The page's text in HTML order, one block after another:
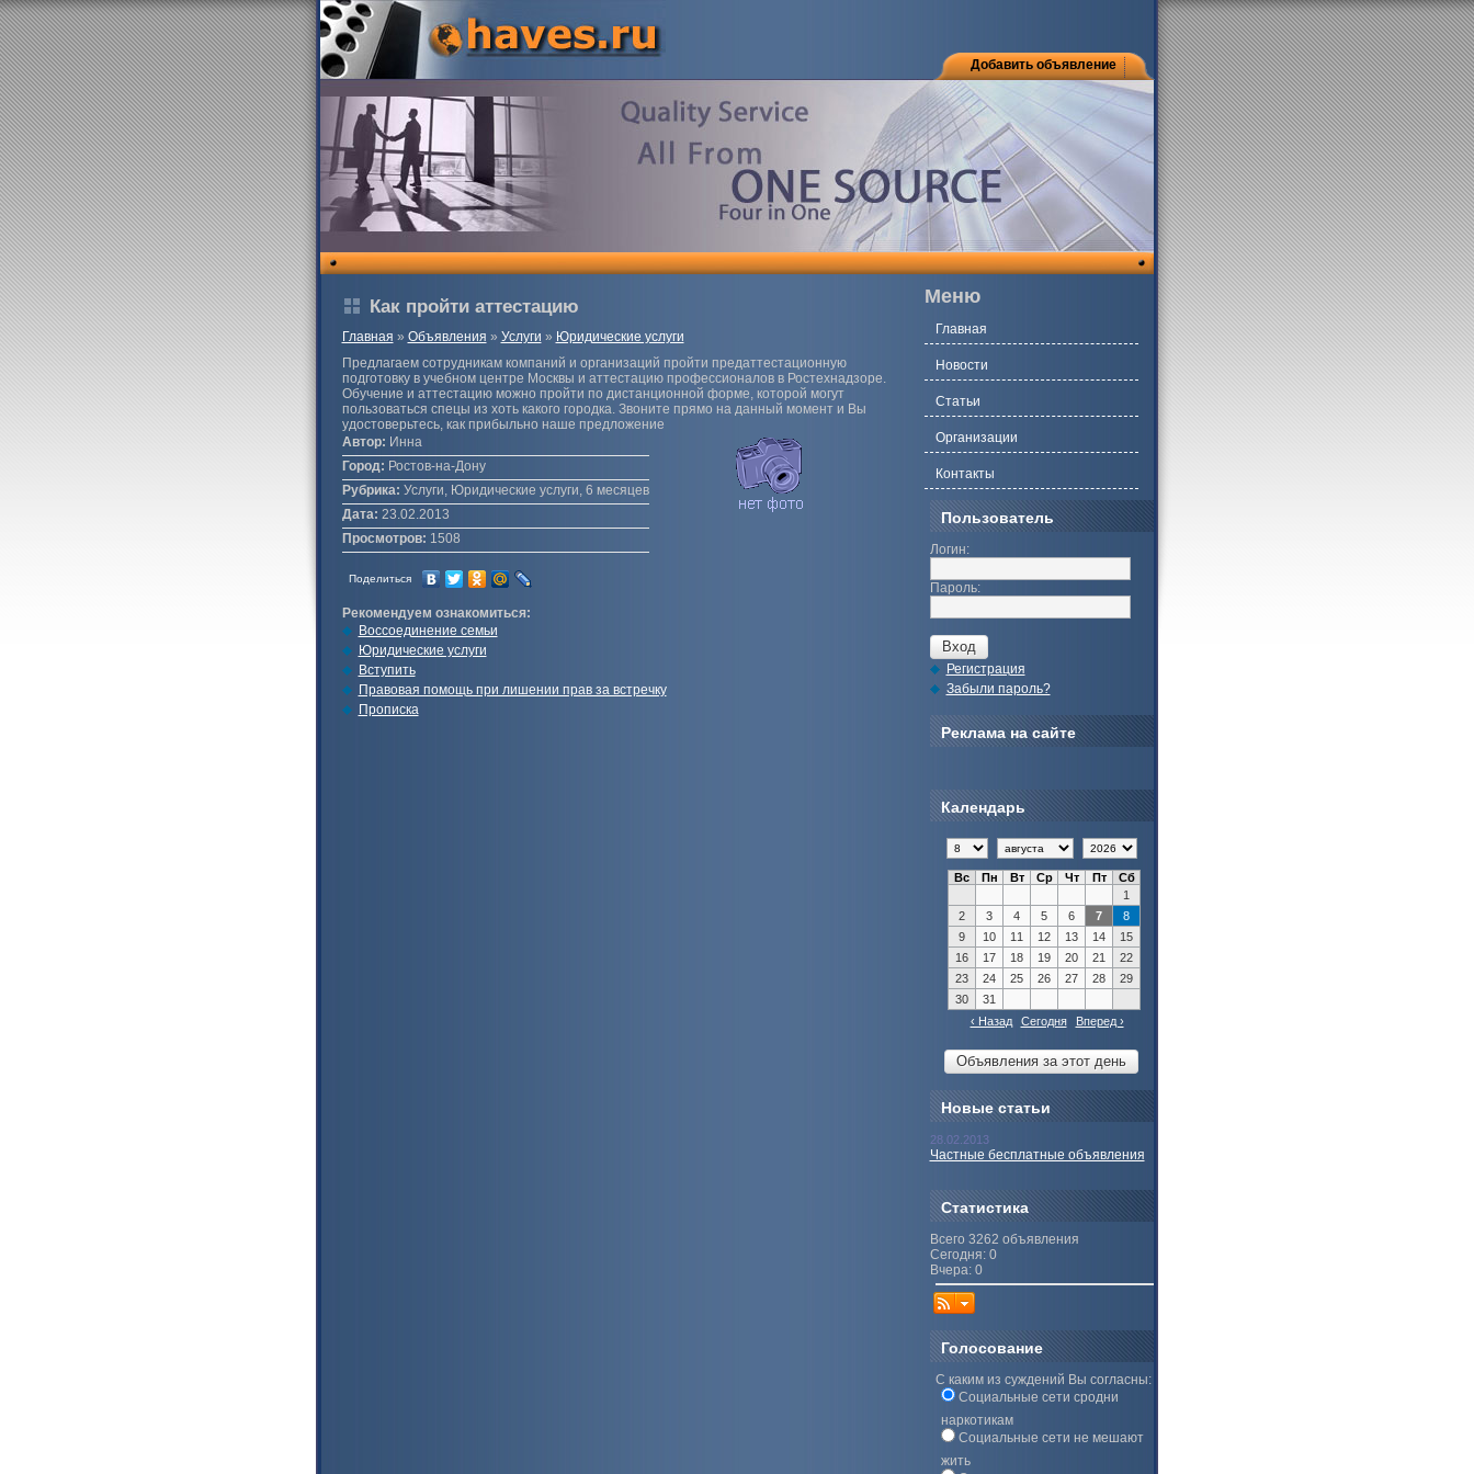
Добавить объявление
Как пройти аттестацию
Главная » Объявления » Услуги » Юридические услуги
Предлагаем сотрудникам компаний и организаций пройти предаттестационную
подготовку в учебном центре Москвы и аттестацию профессионалов в Ростехнадзоре.
Обучение и аттестацию можно пройти по дистанционной форме, которой могут
пользоваться спецы из хоть какого городка. Звоните прямо на данный момент и Вы
удостоверьтесь, как прибыльно наше предложение
Автор: Инна
Город: Ростов-на-Дону
Рубрика: Услуги, Юридические услуги, 6 месяцев
Дата: 23.02.2013
Просмотров: 1508
Поделиться
Рекомендуем ознакомиться:
Воссоединение семьи
Юридические услуги
Вступить
Правовая помощь при лишении прав за встречку
Прописка
Меню
Главная
Новости
Статьи
Организации
Контакты
Пользователь
Логин:
Пароль:
Регистрация
Забыли пароль?
Реклама на сайте
Календарь
Вс Пн Вт Ср Чт Пт
Сб
1
2
3 4 5 6 7
8
9
10 11 12 13 14
15
16
17 18 19 20 21
22
23
24 25 26 27 28
29
30
31
‹ Назад
Сегодня Вперед ›
Новые статьи
28.02.2013
Частные бесплатные объявления
Статистика
Всего 3262 объявления
Сегодня: 0
Вчера: 0
Голосование
С каким из суждений Вы согласны:
Социальные сети сродни
наркотикам
Социальные сети не мешают
жить